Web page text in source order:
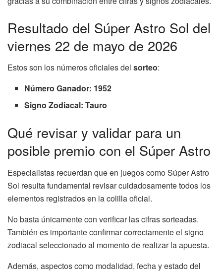
Resultado del Súper Astro Sol del
viernes 22 de mayo de 2026
Estos son los números oficiales del sorteo:
Número Ganador: 1952
Signo Zodiacal: Tauro
Qué revisar y validar para un
posible premio con el Súper Astro
Especialistas recuerdan que en juegos como Súper Astro
Sol resulta fundamental revisar cuidadosamente todos los
elementos registrados en la colilla oficial.
No basta únicamente con verificar las cifras sorteadas.
También es importante confirmar correctamente el signo
zodiacal seleccionado al momento de realizar la apuesta.
Además, aspectos como modalidad, fecha y estado del